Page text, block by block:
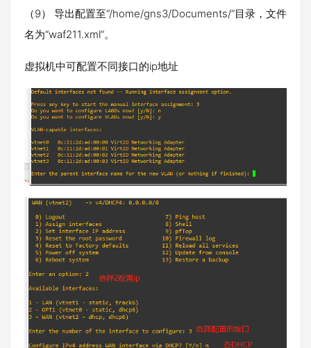
（9） 导出配置至“/home/gns3/Documents/”目录，文件
名为“waf211.xml”。
虚拟机中可配置不同接口的ip地址